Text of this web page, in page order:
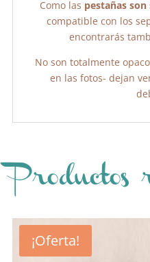
Como las pestañas
compatible con los
encontrarás
No son totalmente
en las fotos- dejan
Productos
¡Oferta!